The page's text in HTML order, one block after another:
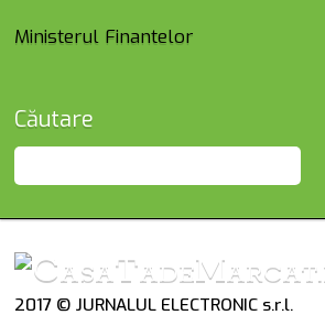
Ministerul Finantelor
Căutare
2017 © JURNALUL ELECTRONIC s.r.l.